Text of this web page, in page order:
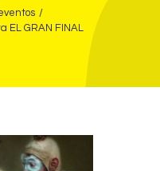
EL GRAN FINAL